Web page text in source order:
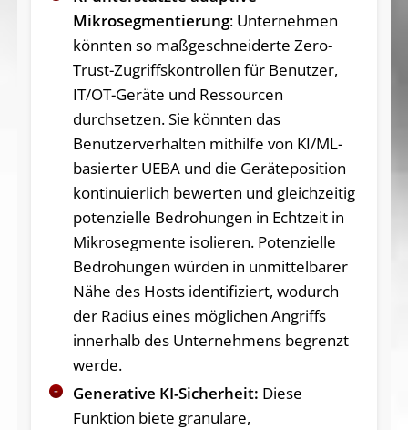
Mikrosegmentierung: Unternehmen
könnten so maßgeschneiderte Zero-
Trust-Zugriffskontrollen für Benutzer,
IT/OT-Geräte und Ressourcen
durchsetzen. Sie könnten das
Benutzerverhalten mithilfe von KI/ML-
basierter UEBA und die Geräteposition
kontinuierlich bewerten und gleichzeitig
potenzielle Bedrohungen in Echtzeit in
Mikrosegmente isolieren. Potenzielle
Bedrohungen würden in unmittelbarer
Nähe des Hosts identifiziert, wodurch
der Radius eines möglichen Angriffs
innerhalb des Unternehmens begrenzt
werde.
Generative KI-Sicherheit: Diese
Funktion biete granulare,